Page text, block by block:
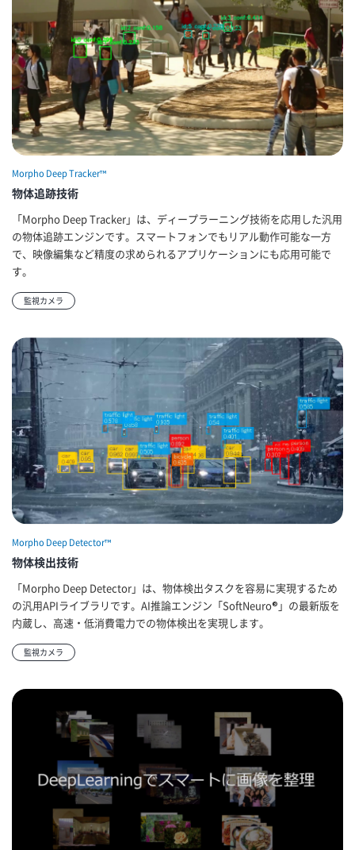
Morpho Deep Tracker™
物体追跡技術
「Morpho Deep Tracker」は、ディープラーニング技術を応用した汎用
の物体追跡エンジンです。スマートフォンでもリアル動作可能な一方
で、映像編集など精度の求められるアプリケーションにも応用可能で
す。
監視カメラ
Morpho Deep Detector™
物体検出技術
「Morpho Deep Detector」は、物体検出タスクを容易に実現するため
の汎用APIライブラリです。AI推論エンジン「SoftNeuro®」の最新版を
内蔵し、高速・低消費電力での物体検出を実現します。
監視カメラ